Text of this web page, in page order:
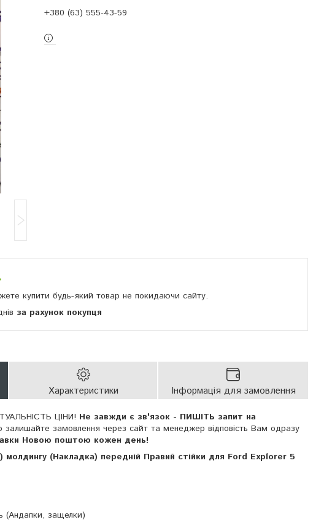
+380 (63) 555-43-59
купити будь-який товар не покидаючи сайту.
за рахунок покупця
Характеристики Інформація для замовлення
ЦІНИ! Не завжди є зв'язок - ПИШІТЬ запит на
залишайте замовлення через сайт та менеджер відповість Вам одразу
Новою поштою кожен день!
молдингу (Накладка) передній Правий стійки для Ford Explorer 5
(Андапки, защелки)